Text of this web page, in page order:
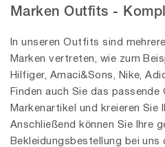
Marken Outfits -
In unseren Outfits sind
Marken vertreten, wie zum
Hilfiger, Amaci&Sons, Nike,
Finden auch Sie das
Markenartikel und kreieren Sie
Anschließend können Sie Ihre
Bekleidungsbestellung bei uns